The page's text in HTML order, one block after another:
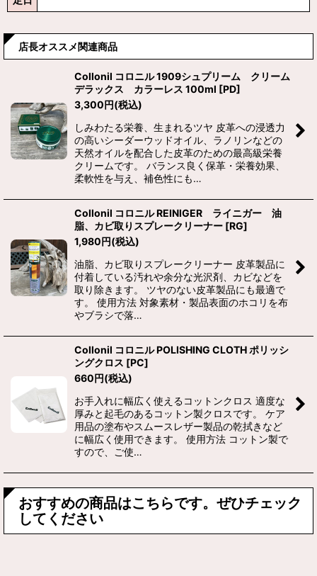
店長オススメ関連商品
Collonil コロニル 1909シュプリーム クリーム
デラックス カラーレス 100ml [PD]
3,300円(税込)
しみわたる栄養、生まれるツヤ 皮革への浸透力
の高いシーダーウッドオイル、ラノリンなどの
天然オイルを配合した皮革のための最高級栄養
クリームです。 バランス良く保革・栄養効果、
柔軟性を与え、補色性にも…
Collonil コロニル REINIGER ライニガー 油
脂、カビ取りスプレークリーナー [RG]
1,980円(税込)
油脂、カビ取りスプレークリーナー 皮革製品に
付着している汚れや余分な光沢剤、カビなどを
取り除きます。 ツヤのない皮革製品にも最適で
す。 使用方法 対象素材・製品表面のホコリを布
やブラシで落…
Collonil コロニル POLISHING CLOTH ポリッシ
ングクロス [PC]
660円(税込)
お手入れに幅広く使えるコットンクロス 適度な
厚みと起毛のあるコットン製クロスです。 ケア
用品の塗布やスムースレザー製品の乾拭きなど
に幅広く使用できます。 使用方法 コットン製で
すので、ご使…
おすすめの商品はこちらです。ぜひチェック
してください